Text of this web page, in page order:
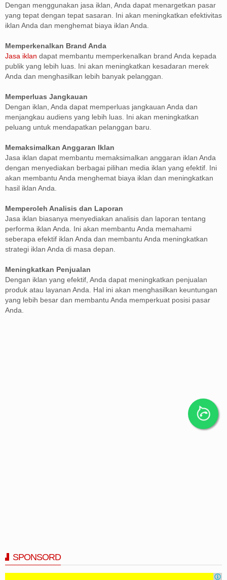
Dengan menggunakan jasa iklan, Anda dapat menargetkan pasar
yang tepat dengan tepat sasaran. Ini akan meningkatkan efektivitas
iklan Anda dan menghemat biaya iklan Anda.
Memperkenalkan Brand Anda
Jasa iklan dapat membantu memperkenalkan brand Anda kepada
publik yang lebih luas. Ini akan meningkatkan kesadaran merek
Anda dan menghasilkan lebih banyak pelanggan.
Memperluas Jangkauan
Dengan iklan, Anda dapat memperluas jangkauan Anda dan
menjangkau audiens yang lebih luas. Ini akan meningkatkan
peluang untuk mendapatkan pelanggan baru.
Memaksimalkan Anggaran Iklan
Jasa iklan dapat membantu memaksimalkan anggaran iklan Anda
dengan menyediakan berbagai pilihan media iklan yang efektif. Ini
akan membantu Anda menghemat biaya iklan dan meningkatkan
hasil iklan Anda.
Memperoleh Analisis dan Laporan
Jasa iklan biasanya menyediakan analisis dan laporan tentang
performa iklan Anda. Ini akan membantu Anda memahami
seberapa efektif iklan Anda dan membantu Anda meningkatkan
strategi iklan Anda di masa depan.
Meningkatkan Penjualan
Dengan iklan yang efektif, Anda dapat meningkatkan penjualan
produk atau layanan Anda. Hal ini akan menghasilkan keuntungan
yang lebih besar dan membantu Anda memperkuat posisi pasar
Anda.
SPONSORD